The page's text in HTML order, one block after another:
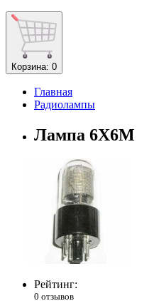
Корзина: 0
Главная
Радиолампы
Лампа 6Х6М
Рейтинг:
0 отзывов